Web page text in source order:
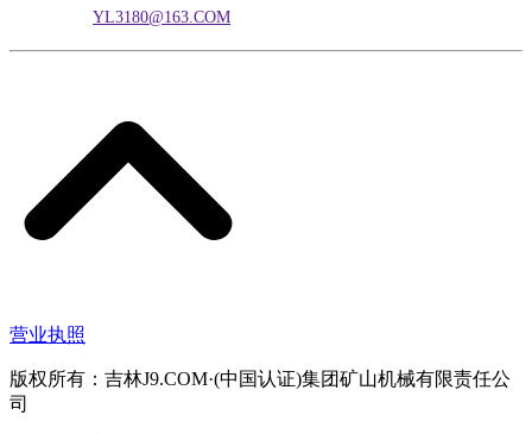
YL3180@163.COM
营业执照
版权所有：吉林J9.COM·(中国认证)集团矿山机械有限责任公
司